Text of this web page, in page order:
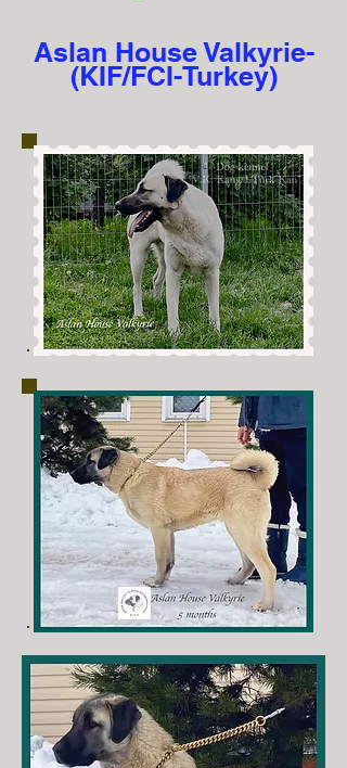
Aslan House Valkyrie-
(KIF/FCI-Turkey)